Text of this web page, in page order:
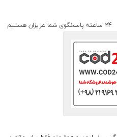
24 ساعته پاسخگوی شما عزیزان هستیم